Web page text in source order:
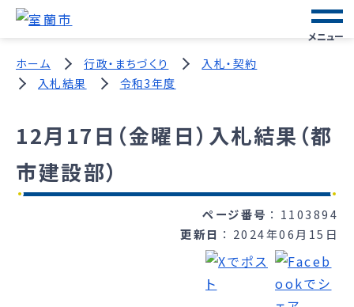
メニュー
ホーム 行政・まちづくり
入札・契約
入札結果
令和3年度
12月17日（金曜日）入札結果（都
市建設部）
ページ番号
1103894
更新日
2024年06月15日